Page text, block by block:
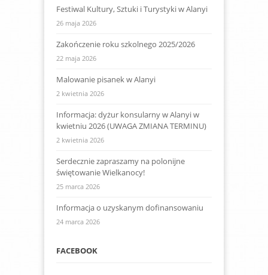
Festiwal Kultury, Sztuki i Turystyki w Alanyi
26 maja 2026
Zakończenie roku szkolnego 2025/2026
22 maja 2026
Malowanie pisanek w Alanyi
2 kwietnia 2026
Informacja: dyżur konsularny w Alanyi w
kwietniu 2026 (UWAGA ZMIANA TERMINU)
2 kwietnia 2026
Serdecznie zapraszamy na polonijne
świętowanie Wielkanocy!
25 marca 2026
Informacja o uzyskanym dofinansowaniu
24 marca 2026
FACEBOOK